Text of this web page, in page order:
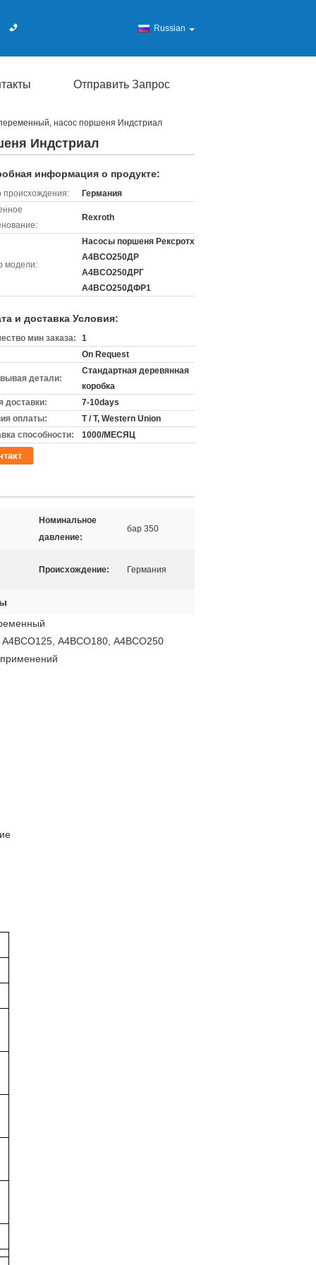
Russian
Отправить Запрос
насос поршеня Индстриал
Индстриал
информация о продукте:
происхождения:
Германия
Rexroth
модели:
Насосы поршеня Рексротх
А4ВСО250ДР
А4ВСО250ДРГ
А4ВСО250ДФР1
и доставка Условия:
мин заказа:
1
On Request
детали:
Стандартная деревянная
коробка
доставки:
7-10days
оплаты:
T / T, Western Union
способности:
1000/МЕСЯЦ
Номинальное
давление:
бар 350
Происхождение: Германия
А4ВСО125, А4ВСО180, А4ВСО250